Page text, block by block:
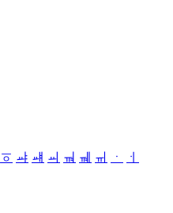
ㆆ ㆇ ㆈ ㆉ ㆊ ㆋ ㆌ ㆍ
ㆎ